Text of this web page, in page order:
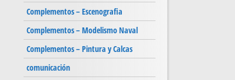
Complementos – Escenografia
Complementos – Modelismo Naval
Complementos – Pintura y Calcas
comunicación